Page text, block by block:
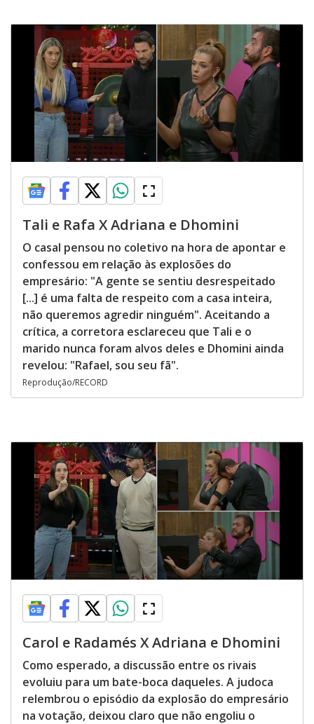
Tali e Rafa X Adriana e Dhomini
O casal pensou no coletivo na hora de apontar e
confessou em relação às explosões do
empresário: "A gente se sentiu desrespeitado
[...] é uma falta de respeito com a casa inteira,
não queremos agredir ninguém". Aceitando a
crítica, a corretora esclareceu que Tali e o
marido nunca foram alvos deles e Dhomini ainda
revelou: "Rafael, sou seu fã".
Reprodução/RECORD
Carol e Radamés X Adriana e Dhomini
Como esperado, a discussão entre os rivais
evoluiu para um bate-boca daqueles. A judoca
relembrou o episódio da explosão do empresário
na votação, deixou claro que não engoliu o